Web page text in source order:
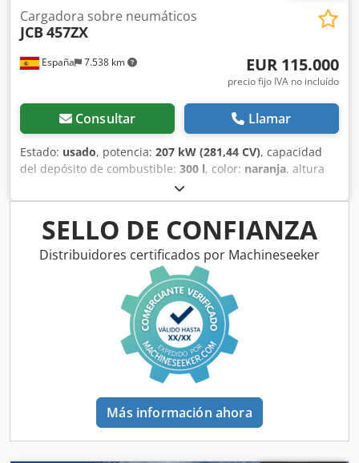
España 7.538 km
Cargadora sobre neumáticos
JCB 457ZX
EUR 115.000
precio fijo IVA no incluído
Consultar Llamar
Estado: usado, potencia: 207 kW (281,44 CV), capacidad
del depósito de combustible: 300 l, color: naranja, altura
, Año de fabricación:
de funcionamiento:5.310 h, Año de fabricación: 2021
Cilindrada del motor: 6.700 cc Peso en vacío: 19.950 kg
Capacidad de carga: 7.717 kg PBV: 27.667 kg Dimensiones
(lxanxal): 796 x 274 x 343 cm Tipo de motor: Cummins
Cummins 6,7 l. Stage V 282 CV Ubicación: Casarrubios del
monte (Toledo) Pala Cargadora JCB 457ZX de segunda
mano operativa y en perfecto estado de funcionamiento.
Esta máquina permite realizar todo tipo de trabajos de
movimiento de tierras tanto para trabajos grandes como
en obras pequeñas. La articulación central tiene un
pasador central resistente con un casquillo
sobredimensionado y un cojinete de rodillos cónicos doble
en las juntas de caja inferiores. Esta configuración le
permite tolerar tanto cargas verticales como horizontales
con rigidez y sin desgastarse. Capacidad: 3.500 l Tipología:
SELLO DE CONFIANZA
Distribuidores certificados por Machineseeker
Más información ahora